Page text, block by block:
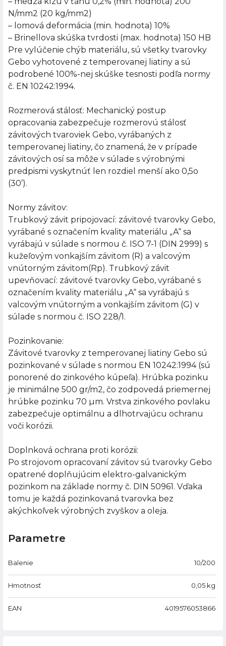
N/mm2 (20 kg/mm2)
– lomová deformácia (min. hodnota) 10%
– Brinellova skúška tvrdosti (max. hodnota) 150 HB
Pre vylúčenie chýb materiálu, sú všetky tvarovky
Gebo vyhotovené z temperovanej liatiny a sú
podrobené 100%-nej skúške tesnosti podľa normy
č. EN 10242:1994.
Rozmerová stálosť: Mechanický postup
opracovania zabezpečuje rozmerovú stálosť
závitových tvaroviek Gebo, vyrábaných z
temperovanej liatiny, čo znamená, že v prípade
závitových osí sa môže v súlade s výrobnými
predpismi vyskytnúť len rozdiel menší ako 0,5o
(30’).
Normy závitov:
Trubkový závit pripojovací: závitové tvarovky Gebo,
vyrábané s označením kvality materiálu „A“ sa
vyrábajú v súlade s normou č. ISO 7-1 (DIN 2999) s
kužeľovým vonkajším závitom (R) a valcovým
vnútorným závitom(Rp). Trubkový závit
upevňovací: závitové tvarovky Gebo, vyrábané s
označením kvality materiálu „A“ sa vyrábajú s
valcovým vnútorným a vonkajším závitom (G) v
súlade s normou č. ISO 228/1.
Pozinkovanie:
Závitové tvarovky z temperovanej liatiny Gebo sú
pozinkované v súlade s normou EN 10242:1994 (sú
ponorené do zinkového kúpeľa). Hrúbka pozinku
je minimálne 500 gr/m2, čo zodpovedá priemernej
hrúbke pozinku 70 µm. Vrstva zinkového povlaku
zabezpečuje optimálnu a dlhotrvajúcu ochranu
voči korózii.
Doplnková ochrana proti korózii:
Po strojovom opracovaní závitov sú tvarovky Gebo
opatrené doplňujúcim elektro-galvanickým
pozinkom na základe normy č. DIN 50961. Vďaka
tomu je každá pozinkovaná tvarovka bez
akýchkoľvek výrobných zvyškov a oleja.
Parametre
Balenie 10/200
Hmotnosť 0,05 kg
EAN 4019576053866